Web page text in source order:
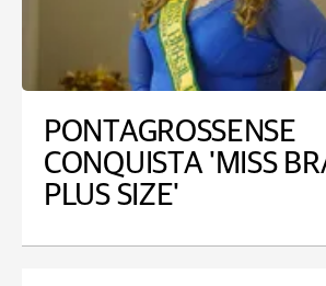
PONTAGROSSENSE
CONQUISTA 'MISS
PLUS SIZE'